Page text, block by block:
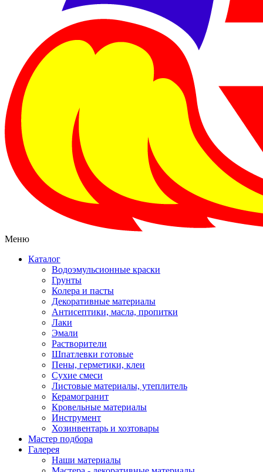
Меню
Каталог
Водоэмульсионные краски
Грунты
Колера и пасты
Декоративные материалы
Антисептики, масла, пропитки
Лаки
Эмали
Растворители
Шпатлевки готовые
Пены, герметики, клеи
Сухие смеси
Листовые материалы, утеплитель
Керамогранит
Кровельные материалы
Инструмент
Хозинвентарь и хозтовары
Мастер подбора
Галерея
Наши материалы